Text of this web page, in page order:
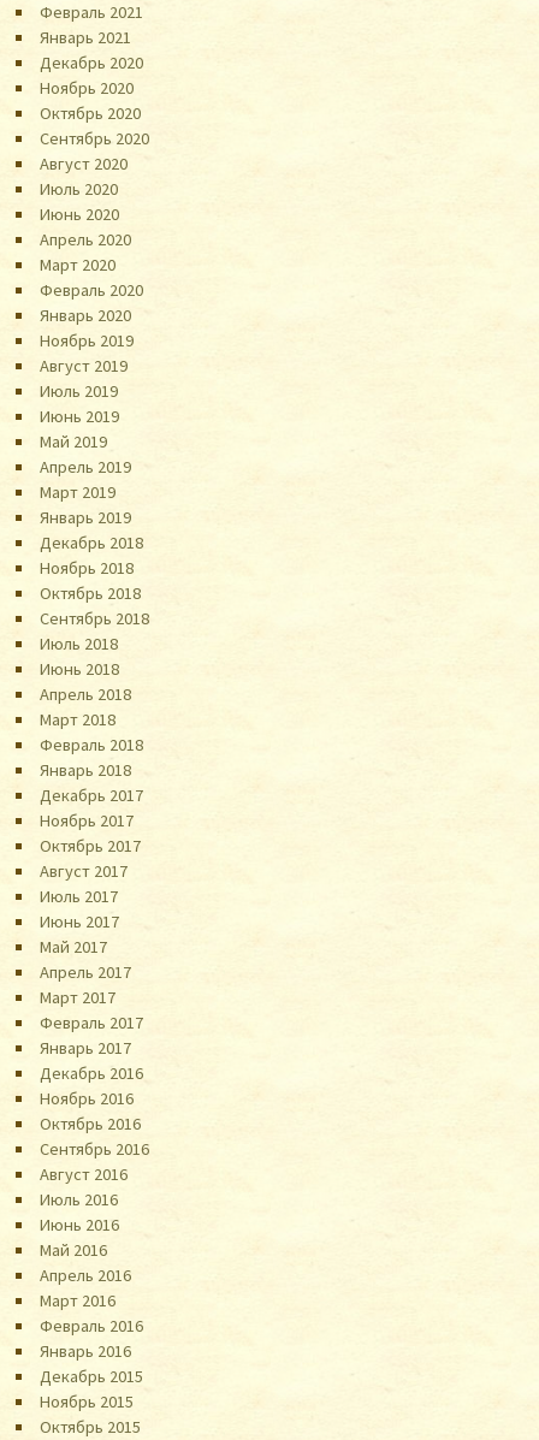
Февраль 2021
Январь 2021
Декабрь 2020
Ноябрь 2020
Октябрь 2020
Сентябрь 2020
Август 2020
Июль 2020
Июнь 2020
Апрель 2020
Март 2020
Февраль 2020
Январь 2020
Ноябрь 2019
Август 2019
Июль 2019
Июнь 2019
Май 2019
Апрель 2019
Март 2019
Январь 2019
Декабрь 2018
Ноябрь 2018
Октябрь 2018
Сентябрь 2018
Июль 2018
Июнь 2018
Апрель 2018
Март 2018
Февраль 2018
Январь 2018
Декабрь 2017
Ноябрь 2017
Октябрь 2017
Август 2017
Июль 2017
Июнь 2017
Май 2017
Апрель 2017
Март 2017
Февраль 2017
Январь 2017
Декабрь 2016
Ноябрь 2016
Октябрь 2016
Сентябрь 2016
Август 2016
Июль 2016
Июнь 2016
Май 2016
Апрель 2016
Март 2016
Февраль 2016
Январь 2016
Декабрь 2015
Ноябрь 2015
Октябрь 2015